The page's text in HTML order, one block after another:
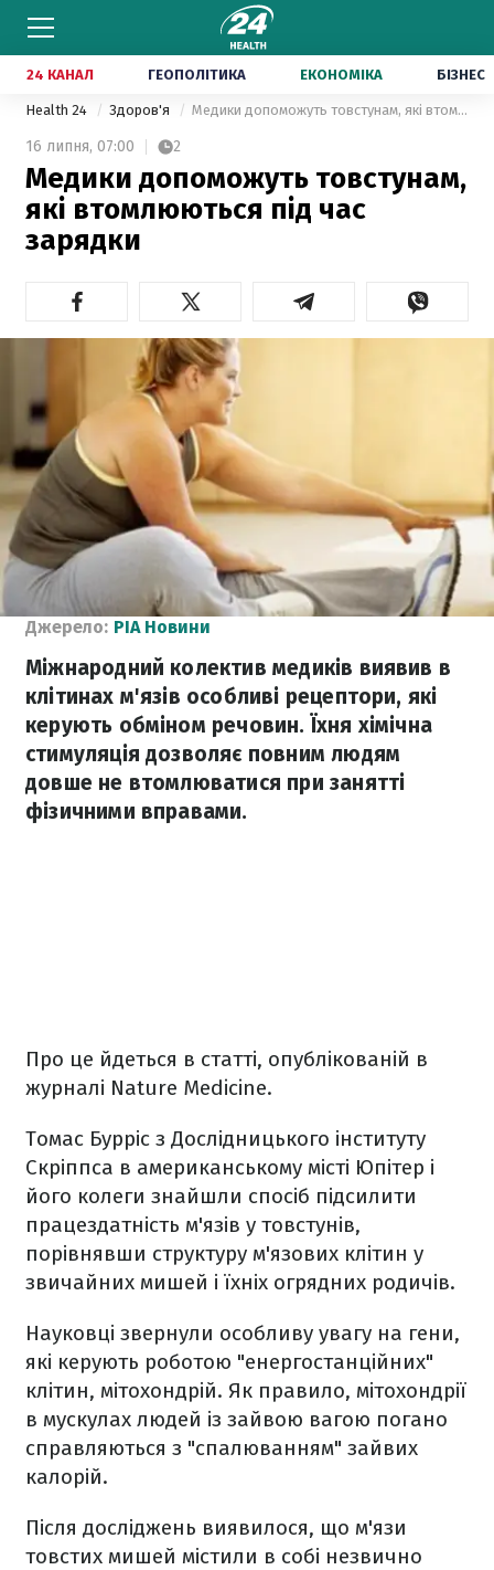
24 КАНАЛ ГЕОПОЛІТИКА ЕКОНОМІКА БІЗНЕС
Health 24 Здоров'я Медики допоможуть товстунам, які втомлюються під час зарядки
16 липня, 07:00 2
Медики допоможуть товстунам,
які втомлюються під час
зарядки
Джерело: РІА Новини
Міжнародний колектив медиків виявив в
клітинах м'язів особливі рецептори, які
керують обміном речовин. Їхня хімічна
стимуляція дозволяє повним людям
довше не втомлюватися при занятті
фізичними вправами.
Про це йдеться в статті, опублікованій в
журналі Nature Medicine.
Томас Бурріс з Дослідницького інституту
Скріппса в американському місті Юпітер і
його колеги знайшли спосіб підсилити
працездатність м'язів у товстунів,
порівнявши структуру м'язових клітин у
звичайних мишей і їхніх огрядних родичів.
Науковці звернули особливу увагу на гени,
які керують роботою "енергостанційних"
клітин, мітохондрій. Як правило, мітохондрії
в мускулах людей із зайвою вагою погано
справляються з "спалюванням" зайвих
калорій.
Після досліджень виявилося, що м'язи
товстих мишей містили в собі незвично